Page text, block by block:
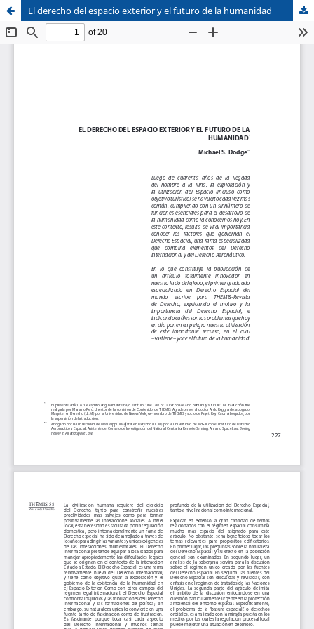
Sistema de
Bibliotecas
Facultad de
Derecho
El derecho del espacio exterior y el futuro de la humanidad